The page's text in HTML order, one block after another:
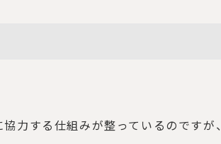
力する仕組みが整っているのですが、